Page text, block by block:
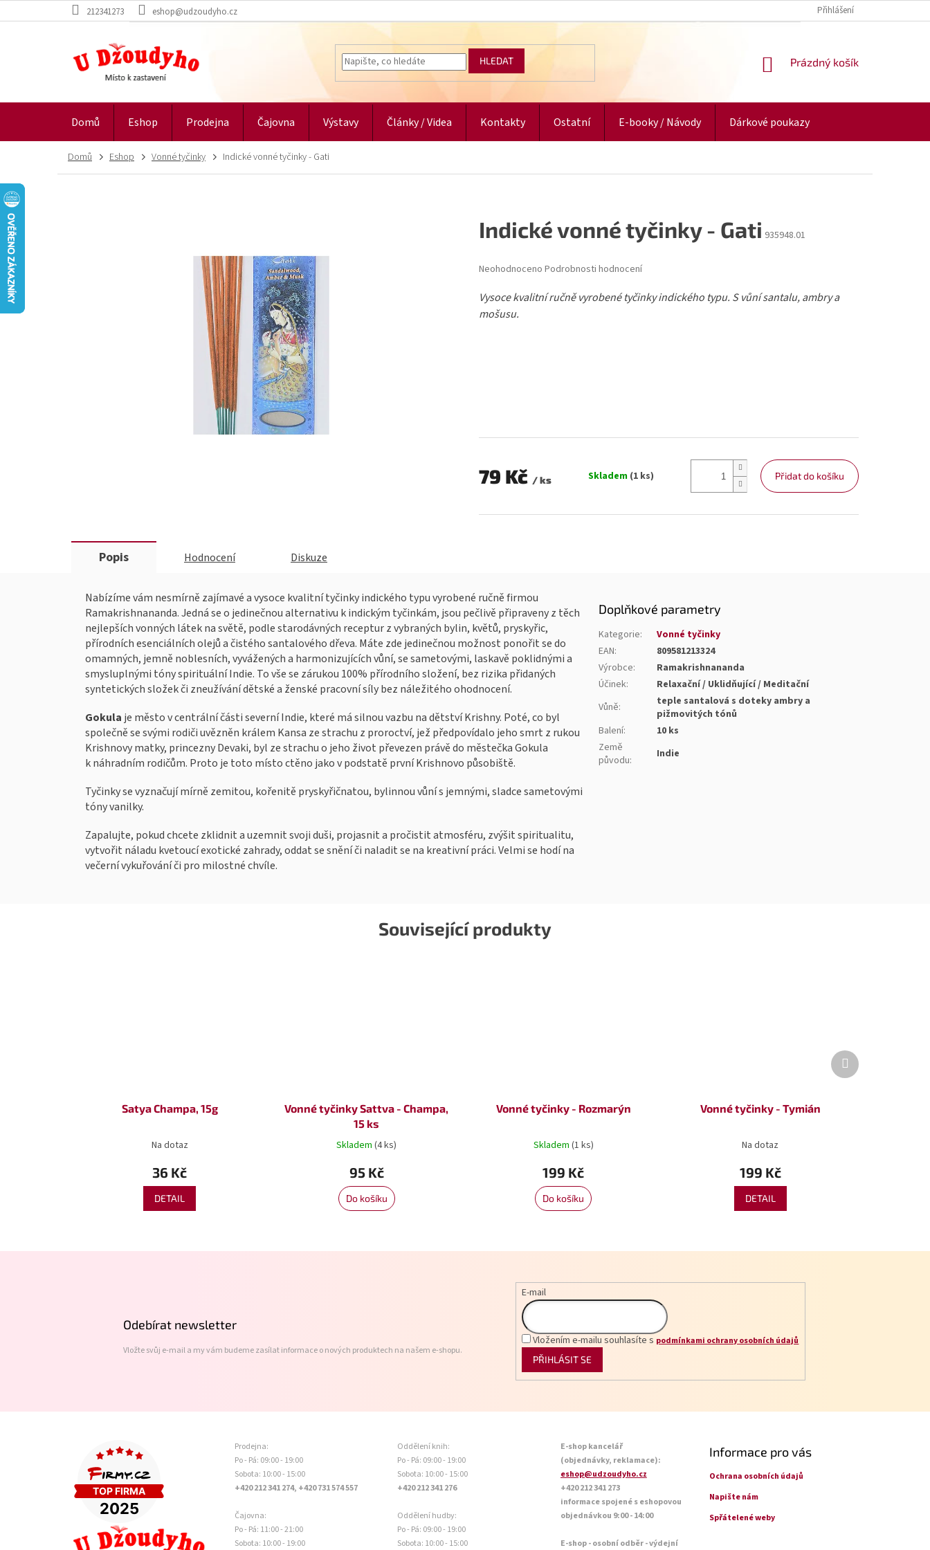
na
212341273 eshop@udzoudyho.cz Přihlášení
HLEDAT
NÁKUPNÍ
Prázdný košík
Domů Eshop Prodejna Čajovna Výstavy Články / Videa Kontakty Ostatní E-booky / Návody Dárkové poukazy
Domů Eshop Vonné tyčinky Indické vonné tyčinky - Gati
Vysoce kvalitní ručně vyrobené tyčinky indického typu. S vůní santalu, ambry a
mošusu.
79 Kč / ks
Skladem (1 ks) Přidat do košíku
Indické vonné tyčinky - Gati 935948.01
Průměrné
produktu
je
0,0
Neohodnoceno Podrobnosti hodnocení
Související produkty
Satya Champa, 15g
Na dotaz
36 Kč
DETAIL
Vonné tyčinky Sattva - Champa,
15 ks
Skladem(4 ks)
95 Kč
Do košíku
Vonné tyčinky - Rozmarýn
Skladem (1 ks)
199 Kč
Do košíku
Vonné tyčinky - Tymián
Na dotaz
199 Kč
DETAIL
Další
produkt
Popis Hodnocení Diskuze
Nabízíme vám nesmírně zajímavé a vysoce kvalitní tyčinky indického typu vyrobené ručně firmou
Ramakrishnananda. Jedná se o jedinečnou alternativu k indickým tyčinkám, jsou pečlivě připraveny z těch
nejlepších vonných látek na světě, podle starodávných receptur z vybraných bylin, květů, pryskyřic,
přírodních esenciálních olejů a čistého santalového dřeva. Máte zde jedinečnou možnost ponořit se do
omamných, jemně noblesních, vyvážených a harmonizujících vůní, se sametovými, laskavě poklidnými a
smysluplnými tóny spirituální Indie. To vše se zárukou 100% přírodního složení, bez rizika přidaných
syntetických složek či zneužívání dětské a ženské pracovní síly bez náležitého ohodnocení.
Gokulaje město v centrální části severní Indie, které má silnou vazbu na dětství Krishny. Poté, co byl
společně se svými rodiči uvězněn králem Kansa ze strachu z proroctví, jež předpovídalo jeho smrt z rukou
Krishnovy matky, princezny Devaki, byl ze strachu o jeho život převezen právě do městečka Gokula
k náhradním rodičům. Proto je toto místo ctěno jako v podstatě první Krishnovo působiště.
Tyčinky se vyznačují mírně zemitou, kořenitě pryskyřičnatou, bylinnou vůní s jemnými, sladce sametovými
tóny vanilky.
Zapalujte, pokud chcete zklidnit a uzemnit svoji duši, projasnit a pročistit atmosféru, zvýšit spiritualitu,
vytvořit náladu kvetoucí exotické zahrady, oddat se snění či naladit se na kreativní práci. Velmi se hodí na
večerní vykuřování či pro milostné chvíle.
Doplňkové parametry
Kategorie:
Vonné tyčinky
EAN:
809581213324
Výrobce:
Ramakrishnananda
Účinek:
Relaxační / Uklidňující / Meditační
Vůně:
teple santalová s doteky ambry a
pižmovitých tónů
Balení:
10 ks
Země
původu: Indie
Odebírat newsletter
Vložte svůj e-mail a my vám budeme zasílat informace o nových produktech na našem e-shopu.
E-mail
Vložením e-mailu souhlasíte s podmínkami ochrany osobních údajů
PŘIHLÁSIT SE
Prodejna:
Po - Pá: 09:00 - 19:00
Sobota: 10:00 - 15:00
+420 212 341 274, +420 731 574 557
Čajovna:
Po - Pá: 11:00 - 21:00
Sobota: 10:00 - 19:00
Oddělení knih:
Po - Pá: 09:00 - 19:00
Sobota: 10:00 - 15:00
+420 212 341 276
Oddělení hudby:
Po - Pá: 09:00 - 19:00
Sobota: 10:00 - 15:00
E-shop kancelář
(objednávky, reklamace):
eshop@udzoudyho.cz
+420 212 341 273
informace spojené s eshopovou
objednávkou 9:00 - 14:00
E-shop - osobní odběr - výdejní
Informace pro vás
Ochrana osobních údajů
Napište nám
Spřátelené weby